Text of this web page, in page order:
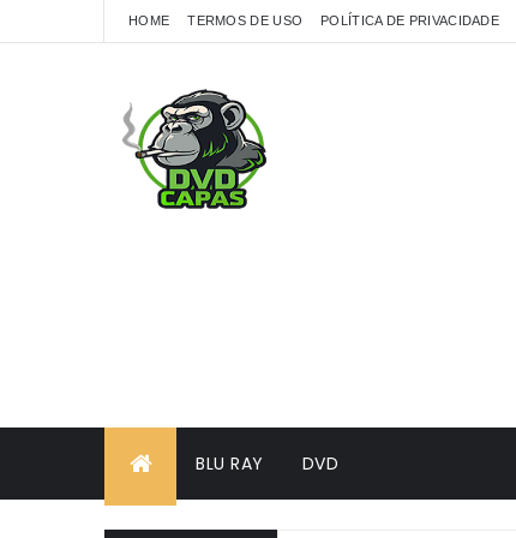
HOME TERMOS DE USO POLÍTICA DE PRIVACIDADE
BLU RAY DVD